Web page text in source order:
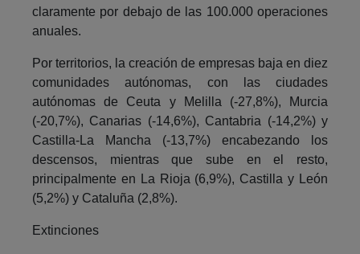
claramente por debajo de las 100.000 operaciones
anuales.
Por territorios, la creación de empresas baja en diez
comunidades autónomas, con las ciudades
autónomas de Ceuta y Melilla (-27,8%), Murcia
(-20,7%), Canarias (-14,6%), Cantabria (-14,2%) y
Castilla-La Mancha (-13,7%) encabezando los
descensos, mientras que sube en el resto,
principalmente en La Rioja (6,9%), Castilla y León
(5,2%) y Cataluña (2,8%).
Extinciones